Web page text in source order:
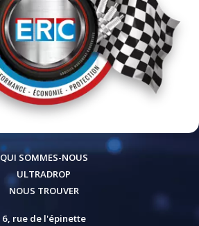
QUI SOMMES-NOUS
ULTRADROP
NOUS TROUVER
6, rue de l'épinette